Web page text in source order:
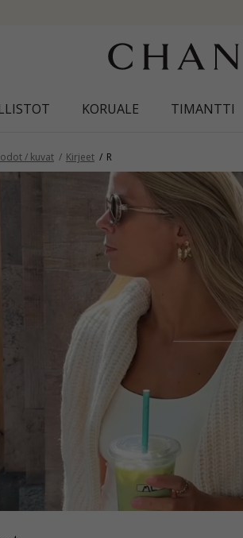
NEW COLLECTION |
KORUALE TIMANTTI
/ kuvat Kirjeet R